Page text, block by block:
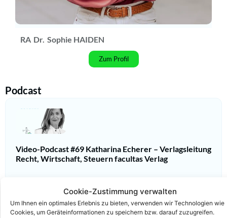
Cookie-Zustimmung verwalten
Um Ihnen ein optimales Erlebnis zu bieten, verwenden wir Technologien wie
Cookies, um Geräteinformationen zu speichern bzw. darauf zuzugreifen.
RA Dr. Sophie HAIDEN
Zum Profil
Podcast
Video-Podcast #69 Katharina Echerer – Verlagsleitung
Recht, Wirtschaft, Steuern facultas Verlag